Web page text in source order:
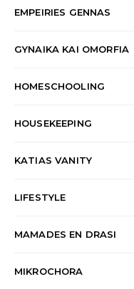
EMPEIRIES GENNAS
GYNAIKA KAI OMORFIA
HOMESCHOOLING
HOUSEKEEPING
KATIAS VANITY
LIFESTYLE
MAMADES EN DRASI
MIKROCHORA